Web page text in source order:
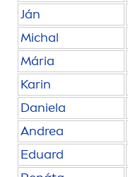
Ján
Michal
Mária
Karin
Daniela
Andrea
Eduard